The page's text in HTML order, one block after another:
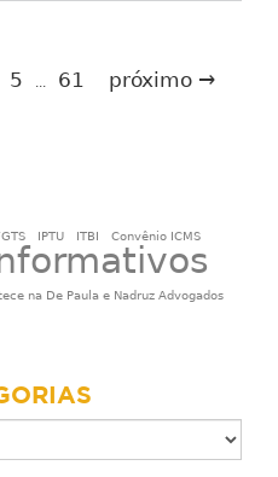
5 ... 61 próximo →
IPTU ITBI Convênio ICMS
na De Paula e Nadruz Advogados